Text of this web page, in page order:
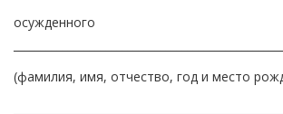
осужденного
(фамилия, имя, отчество, год и место